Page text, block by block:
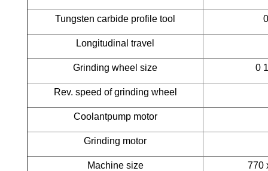
Tungsten carbide profile tool
Longitudinal travel
Grinding wheel size 0
Rev. speed of grinding wheel
Coolantpump motor
Grinding motor
Machine size 770